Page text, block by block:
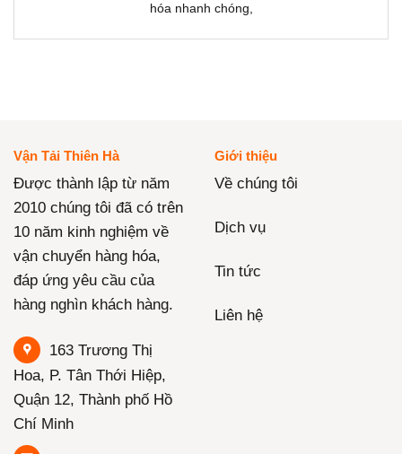
hóa nhanh chóng,
Vận Tải Thiên Hà
Được thành lập từ năm
2010 chúng tôi đã có trên
10 năm kinh nghiệm về
vận chuyển hàng hóa,
đáp ứng yêu cầu của
hàng nghìn khách hàng.
163 Trương Thị
Hoa, P. Tân Thới Hiệp,
Quận 12, Thành phố Hồ
Chí Minh
Giới thiệu
Về chúng tôi
Dịch vụ
Tin tức
Liên hệ